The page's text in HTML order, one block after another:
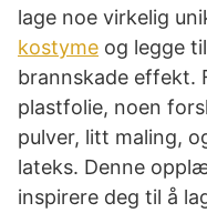
lage noe virkelig
kostyme og legge
brannskade effekt.
plastfolie, noen
pulver, litt maling,
lateks. Denne
inspirere deg til å